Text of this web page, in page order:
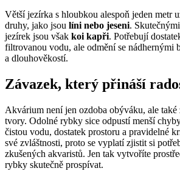
Větší jezírka s hloubkou alespoň jeden metr
druhy, jako jsou líni nebo jeseni.
jezírek jsou však koi kapři. Potřebují
filtrovanou vodu, ale odmění se nádhernými
a dlouhověkostí.
Závazek, který přináší
Akvárium není jen ozdoba obýváku, ale
tvory. Odolné rybky sice odpustí menší
čistou vodu, dostatek prostoru a pravidelné
své zvláštnosti, proto se vyplatí zjistit si
zkušených akvaristů. Jen tak vytvoříte
rybky skutečně prospívat.